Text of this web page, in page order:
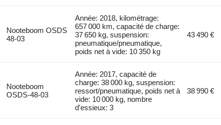
Nooteboom OSDS
48-03
Année: 2018, kilométrage:
657 000 km, capacité de charge:
37 650 kg, suspension:
pneumatique/pneumatique,
poids net à vide: 10 350 kg
43 490 €
Nooteboom
OSDS-48-03
Année: 2017, capacité de
charge: 38 000 kg, suspension:
ressort/pneumatique, poids net à
vide: 10 000 kg, nombre
d'essieux: 3
38 990 €